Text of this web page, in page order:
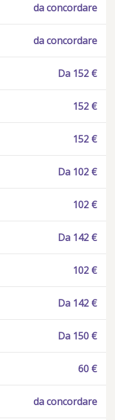
da concordare
da concordare
Da 152 €
152 €
152 €
Da 102 €
102 €
Da 142 €
102 €
Da 142 €
Da 150 €
60 €
da concordare